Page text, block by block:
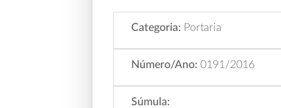
Categoria: Portaria
Número/Ano: 0191/2016
Súmula: